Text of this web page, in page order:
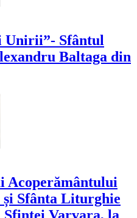
Sfântul
Baltaga din
Acoperământului
Sfânta Liturghie